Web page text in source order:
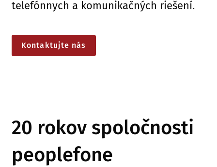
telefónnych a komunikačných riešení.
Kontaktujte nás
20 rokov spoločnosti
peoplefone